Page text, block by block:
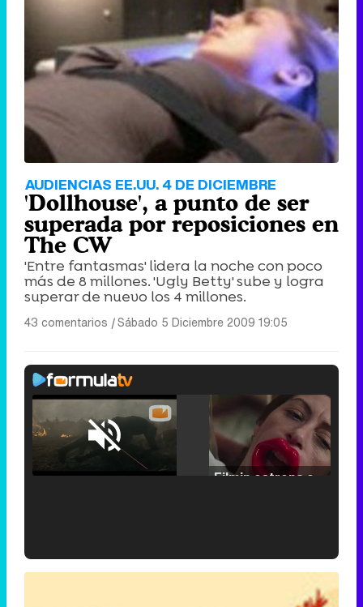
AUDIENCIAS EE.UU. 4 DE DICIEMBRE
'Dollhouse', a punto de ser
superada por reposiciones en
The CW
'Entre fantasmas' lidera la noche con poco
más de 8 millones. 'Ugly Betty' sube y logra
superar de nuevo los 4 millones.
43 comentarios |Sábado 5 Diciembre 2009 19:05
Unmute /
Loaded
29.30%
'120 Minutos' celebra sus 2.000 programas en Telemadrid con un vídeo del día a día en la redacción